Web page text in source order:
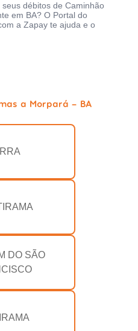
débitos de Caminhão
em BA? O Portal do
a Zapay te ajuda e o
a Morpará - BA
DO SÃO